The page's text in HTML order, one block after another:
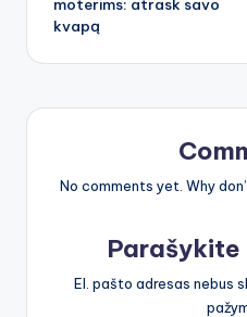
moterims: atrask savo
kvapą
No comments yet. Why
El. pašto adresas nebus